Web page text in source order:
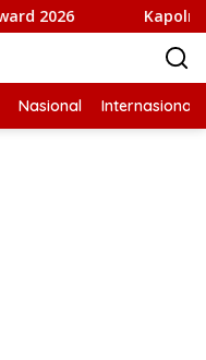
Kapolresta Banda
Nasional Internasional